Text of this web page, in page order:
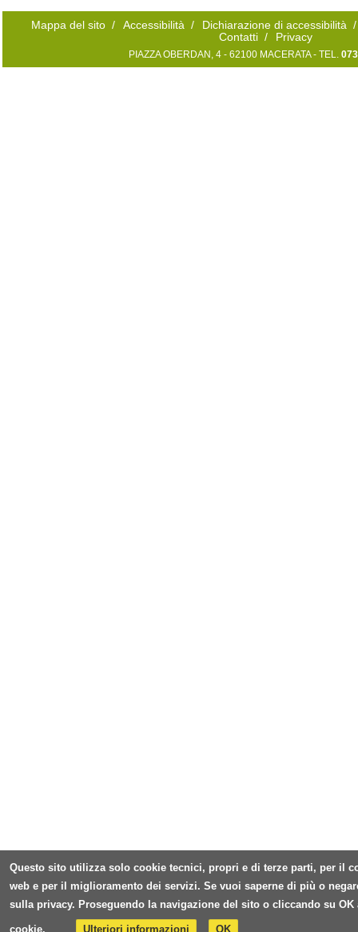
Mappa del sito / Accessibilità / Dichiarazione di accessibilità /
Contatti / Privacy
PIAZZA OBERDAN, 4 - 62100 MACERATA - TEL.
Questo sito utilizza solo cookie tecnici, propri e di terze parti, per il
web e per il miglioramento dei servizi. Se vuoi saperne di più o
sulla privacy. Proseguendo la navigazione del sito o cliccando su
cookie. Ulteriori informazioni OK